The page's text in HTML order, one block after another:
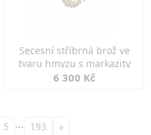
Secesní stříbrná brož ve
tvaru hmyzu s markazity
6 300 Kč
5 … 193 »